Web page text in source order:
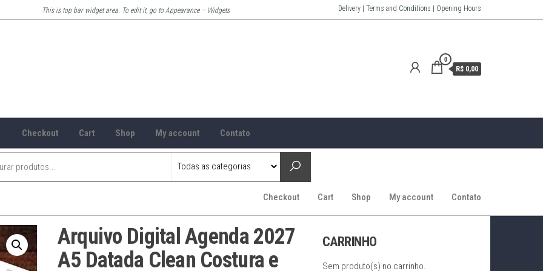
This is top bar widget area. To edit it, go to Appearance – Widgets Delivery | Terms and Conditions | Opening Hours
0
R$ 0,00
Checkout Cart Shop My account Contato
Checkout Cart Shop My account Contato
Arquivo Digital Agenda 2027
A5 Datada Clean Costura e
CARRINHO
Sem produto(s) no carrinho.